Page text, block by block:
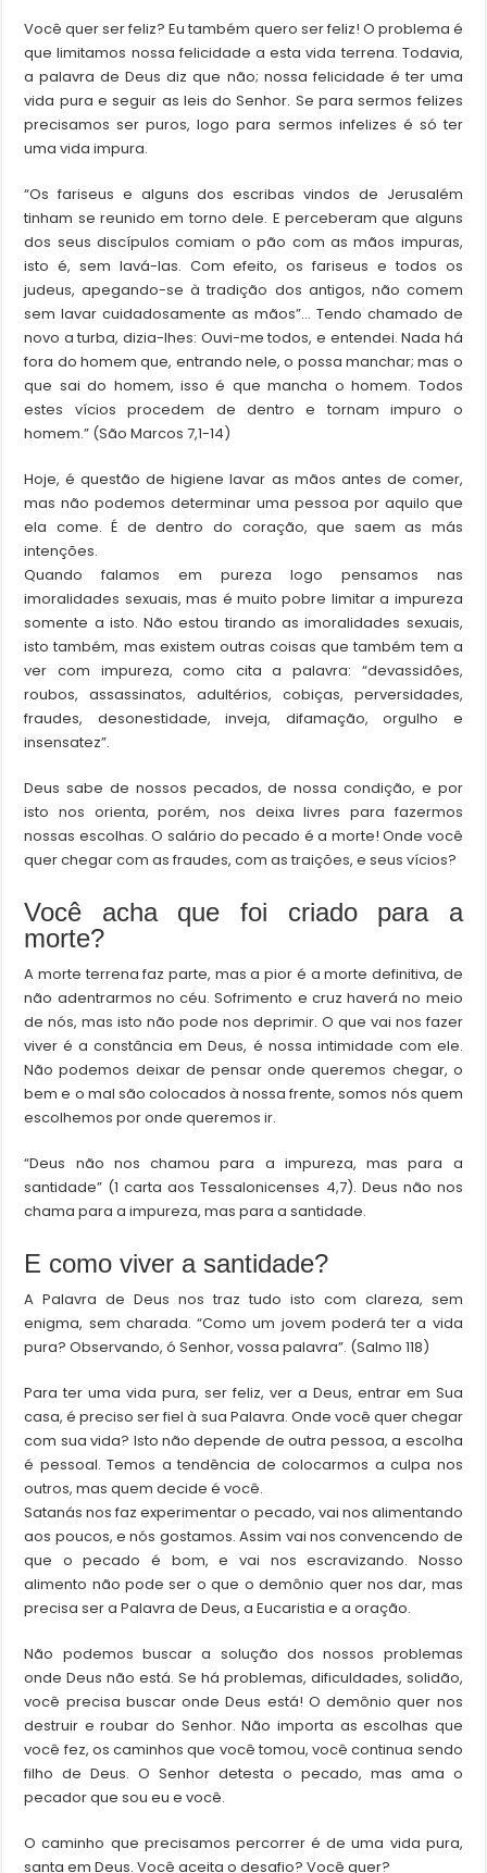
Você quer ser feliz? Eu também quero ser feliz! O problema é
que limitamos nossa felicidade a esta vida terrena. Todavia,
a palavra de Deus diz que não; nossa felicidade é ter uma
vida pura e seguir as leis do Senhor. Se para sermos felizes
precisamos ser puros, logo para sermos infelizes é só ter
uma vida impura.
“Os fariseus e alguns dos escribas vindos de Jerusalém
tinham se reunido em torno dele. E perceberam que alguns
dos seus discípulos comiam o pão com as mãos impuras,
isto é, sem lavá-las. Com efeito, os fariseus e todos os
judeus, apegando-se à tradição dos antigos, não comem
sem lavar cuidadosamente as mãos”… Tendo chamado de
novo a turba, dizia-lhes: Ouvi-me todos, e entendei. Nada há
fora do homem que, entrando nele, o possa manchar; mas o
que sai do homem, isso é que mancha o homem. Todos
estes vícios procedem de dentro e tornam impuro o
homem.” (São Marcos 7,1-14)
Hoje, é questão de higiene lavar as mãos antes de comer,
mas não podemos determinar uma pessoa por aquilo que
ela come. É de dentro do coração, que saem as más
intenções.
Quando falamos em pureza logo pensamos nas
imoralidades sexuais, mas é muito pobre limitar a impureza
somente a isto. Não estou tirando as imoralidades sexuais,
isto também, mas existem outras coisas que também tem a
ver com impureza, como cita a palavra: “devassidões,
roubos, assassinatos, adultérios, cobiças, perversidades,
fraudes, desonestidade, inveja, difamação, orgulho e
insensatez”.
Deus sabe de nossos pecados, de nossa condição, e por
isto nos orienta, porém, nos deixa livres para fazermos
nossas escolhas. O salário do pecado é a morte! Onde você
quer chegar com as fraudes, com as traições, e seus vícios?
Você acha que foi criado para a
morte?
A morte terrena faz parte, mas a pior é a morte definitiva, de
não adentrarmos no céu. Sofrimento e cruz haverá no meio
de nós, mas isto não pode nos deprimir. O que vai nos fazer
viver é a constância em Deus, é nossa intimidade com ele.
Não podemos deixar de pensar onde queremos chegar, o
bem e o mal são colocados à nossa frente, somos nós quem
escolhemos por onde queremos ir.
“Deus não nos chamou para a impureza, mas para a
santidade” (1 carta aos Tessalonicenses 4,7). Deus não nos
chama para a impureza, mas para a santidade.
E como viver a santidade?
A Palavra de Deus nos traz tudo isto com clareza, sem
enigma, sem charada. “Como um jovem poderá ter a vida
pura? Observando, ó Senhor, vossa palavra”. (Salmo 118)
Para ter uma vida pura, ser feliz, ver a Deus, entrar em Sua
casa, é preciso ser fiel à sua Palavra. Onde você quer chegar
com sua vida? Isto não depende de outra pessoa, a escolha
é pessoal. Temos a tendência de colocarmos a culpa nos
outros, mas quem decide é você.
Satanás nos faz experimentar o pecado, vai nos alimentando
aos poucos, e nós gostamos. Assim vai nos convencendo de
que o pecado é bom, e vai nos escravizando. Nosso
alimento não pode ser o que o demônio quer nos dar, mas
precisa ser a Palavra de Deus, a Eucaristia e a oração.
Não podemos buscar a solução dos nossos problemas
onde Deus não está. Se há problemas, dificuldades, solidão,
você precisa buscar onde Deus está! O demônio quer nos
destruir e roubar do Senhor. Não importa as escolhas que
você fez, os caminhos que você tomou, você continua sendo
filho de Deus. O Senhor detesta o pecado, mas ama o
pecador que sou eu e você.
O caminho que precisamos percorrer é de uma vida pura,
santa em Deus. Você aceita o desafio? Você quer?